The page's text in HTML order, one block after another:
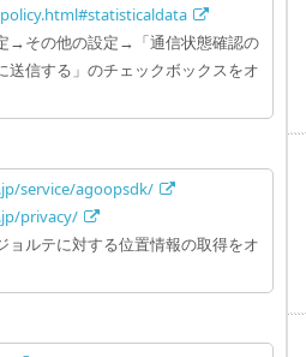
→その他の設定→「通信状態確認の
送信する」のチェックボックスをオ
service/agoopsdk/
privacy/
ョルテに対する位置情報の取得をオ